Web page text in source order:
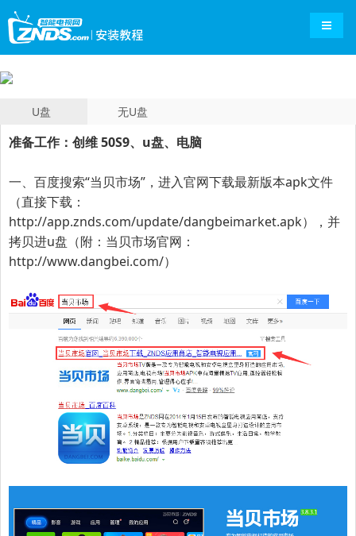
导航
U盘 无U盘
准备工作：创维 50S9、u盘、电脑
一、百度搜索“当贝市场”，进入官网下载最新版本apk文件
（直接下载：
http://app.znds.com/update/dangbeimarket.apk），并
拷贝进u盘（附：当贝市场官网：
http://www.dangbei.com/）